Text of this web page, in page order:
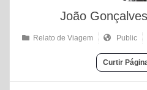
João
Relato de Viagem Public
Curtir